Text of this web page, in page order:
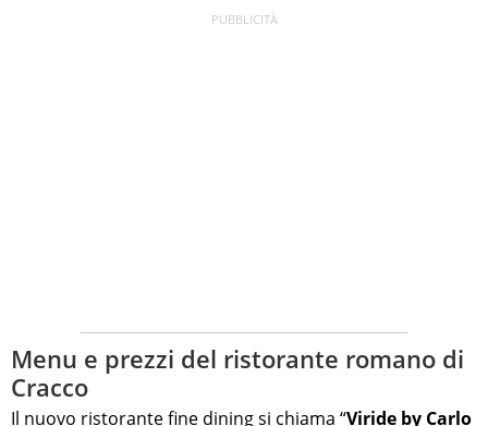
Menu e prezzi del ristorante romano di
Cracco
Il nuovo ristorante fine dining si chiama “Viride by Carlo